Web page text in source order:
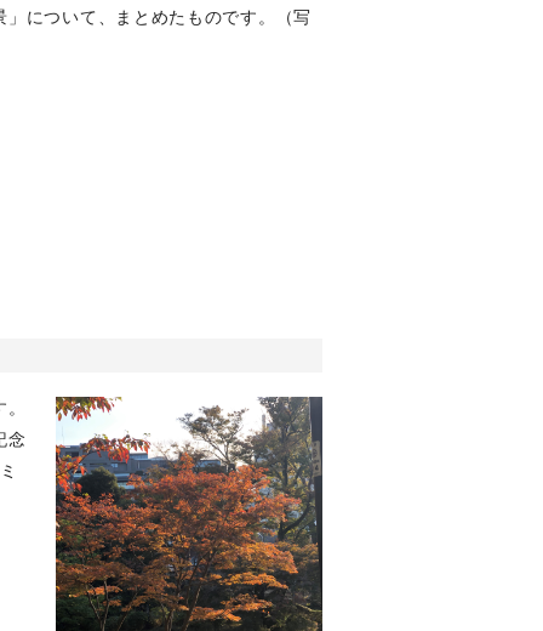
について、まとめたものです。（写
念